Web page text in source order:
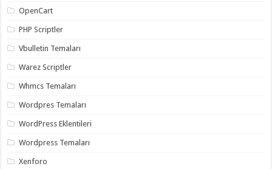
gaziantep
gaziantep
twitter
hilesi ,
takipçi
instagram
hilesi ,
OpenCart
PHP Scriptler
Vbulletin Temaları
Warez Scriptler
Whmcs Temaları
Wordpres Temaları
WordPress Eklentileri
Wordpress Temaları
Xenforo